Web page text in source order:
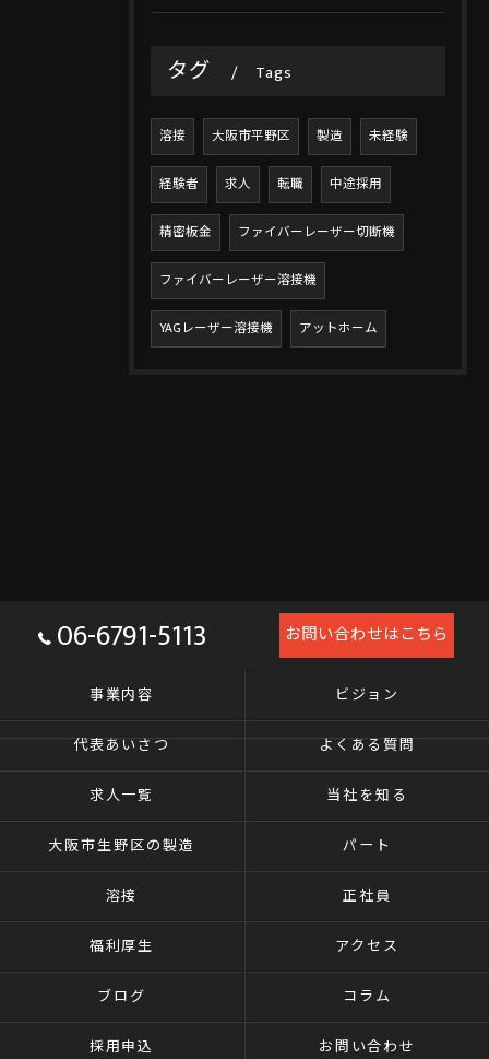
タグ Tags
溶接 大阪市平野区 製造 未経験
経験者 求人 転職 中途採用
精密板金 ファイバーレーザー切断機
ファイバーレーザー溶接機
YAGレーザー溶接機 アットホーム
06-6791-5113 お問い合わせはこちら
事業内容 ビジョン
代表あいさつ よくある質問
求人一覧 当社を知る
大阪市生野区の製造 パート
溶接 正社員
福利厚生 アクセス
ブログ コラム
採用申込 お問い合わせ